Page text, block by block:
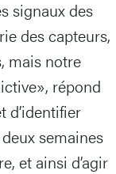
signaux des
des capteurs,
mais notre
répond
d’identifier
semaines
et ainsi d’agir